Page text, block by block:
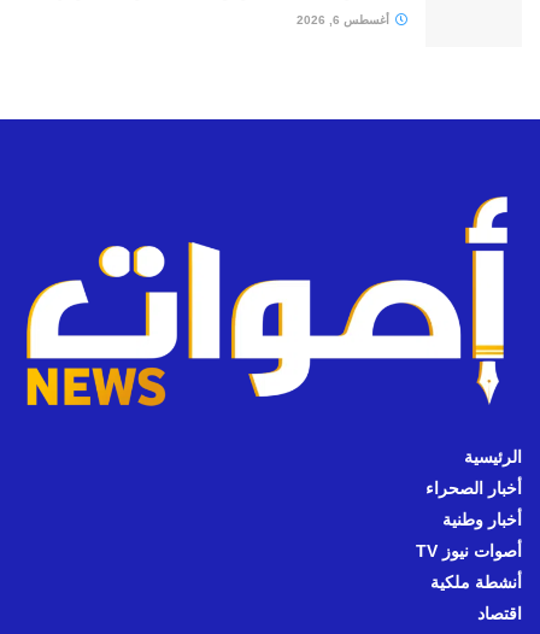
أغسطس 6, 2026
الرئيسية
أخبار الصحراء
أخبار وطنية
أصوات نيوز TV
أنشطة ملكية
اقتصاد